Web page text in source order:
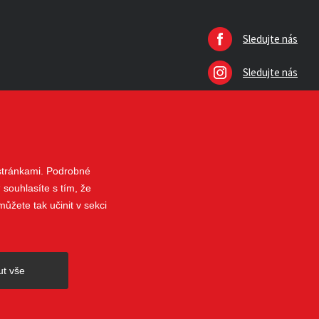
Sledujte nás
Sledujte nás
Podrobné
souhlasíte s tím, že
tak učinit v sekci
vše